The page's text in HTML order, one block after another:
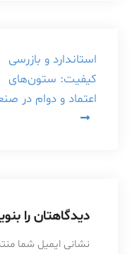
راهبری
نوشته
استاندارد و بازرسی
کیفیت: ستون‌های
اعتماد و دوام در صنعت
دیدگاهتان را
نشانی ایمیل شما